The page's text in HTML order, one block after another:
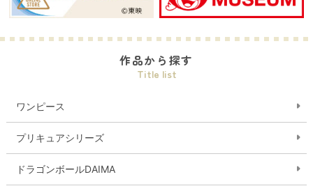
作品から探す
Title list
ワンピース
プリキュアシリーズ
ドラゴンボールDAIMA